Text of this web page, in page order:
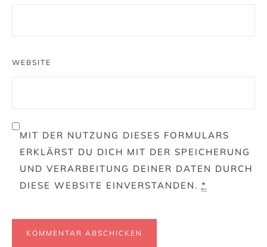
WEBSITE
MIT DER NUTZUNG DIESES FORMULARS
ERKLÄRST DU DICH MIT DER SPEICHERUNG
UND VERARBEITUNG DEINER DATEN DURCH
DIESE WEBSITE EINVERSTANDEN. *